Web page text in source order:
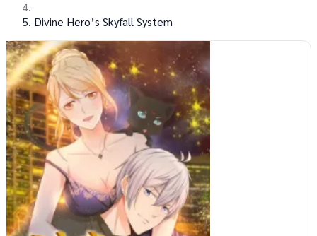
Divine Hero’s Skyfall System